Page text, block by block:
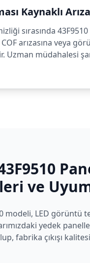
Kaynaklı
sırasında
COF arızasına veya
Uzman müdahalesi
ve
modeli, LED görüntü
yedek
fabrika çıkışı